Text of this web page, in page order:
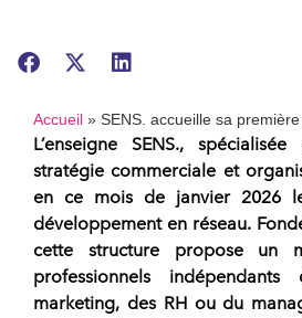
Accueil » SENS. accueille sa
L’enseigne SENS.,
stratégie commerciale et
en ce mois de janvier 2026
développement en réseau.
cette structure propose un
professionnels
marketing, des RH ou du